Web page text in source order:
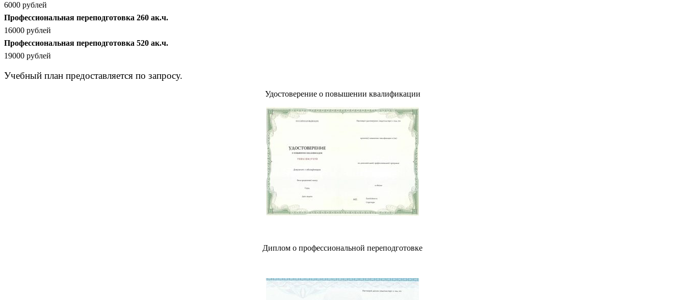
6000 рублей
Профессиональная переподготовка 260 ак.ч.
16000 рублей
Профессиональная переподготовка 520 ак.ч.
19000 рублей
Учебный план предоставляется по запросу.
Удостоверение о повышении квалификации
Диплом о профессиональной переподготовке